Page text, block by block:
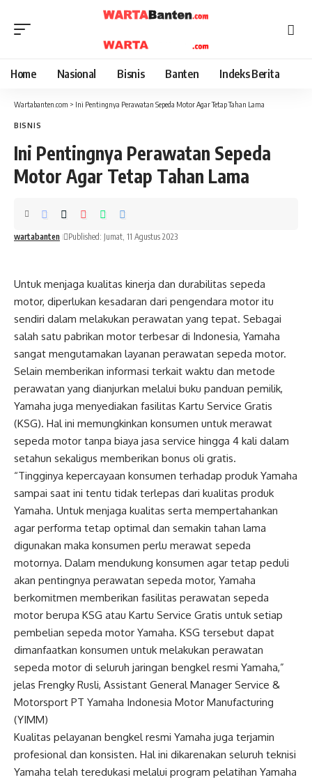
Home Nasional Bisnis Banten Indeks Berita
Wartabanten.com > Ini Pentingnya Perawatan Sepeda Motor Agar Tetap Tahan Lama
BISNIS
Ini Pentingnya Perawatan Sepeda
Motor Agar Tetap Tahan Lama
wartabanten Published: Jumat, 11 Agustus 2023
Untuk menjaga kualitas kinerja dan durabilitas sepeda
motor, diperlukan kesadaran dari pengendara motor itu
sendiri dalam melakukan perawatan yang tepat. Sebagai
salah satu pabrikan motor terbesar di Indonesia, Yamaha
sangat mengutamakan layanan perawatan sepeda motor.
Selain memberikan informasi terkait waktu dan metode
perawatan yang dianjurkan melalui buku panduan pemilik,
Yamaha juga menyediakan fasilitas Kartu Service Gratis
(KSG). Hal ini memungkinkan konsumen untuk merawat
sepeda motor tanpa biaya jasa service hingga 4 kali dalam
setahun sekaligus memberikan bonus oli gratis.
“Tingginya kepercayaan konsumen terhadap produk Yamaha
sampai saat ini tentu tidak terlepas dari kualitas produk
Yamaha. Untuk menjaga kualitas serta mempertahankan
agar performa tetap optimal dan semakin tahan lama
digunakan maka konsumen perlu merawat sepeda
motornya. Dalam mendukung konsumen agar tetap peduli
akan pentingnya perawatan sepeda motor, Yamaha
berkomitmen memberikan fasilitas perawatan sepeda
motor berupa KSG atau Kartu Service Gratis untuk setiap
pembelian sepeda motor Yamaha. KSG tersebut dapat
dimanfaatkan konsumen untuk melakukan perawatan
sepeda motor di seluruh jaringan bengkel resmi Yamaha,”
jelas Frengky Rusli, Assistant General Manager Service &
Motorsport PT Yamaha Indonesia Motor Manufacturing
(YIMM)
Kualitas pelayanan bengkel resmi Yamaha juga terjamin
profesional dan konsisten. Hal ini dikarenakan seluruh teknisi
Yamaha telah teredukasi melalui program pelatihan Yamaha